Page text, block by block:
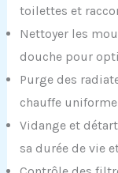
toilettes et
Nettoyer les
douche pour
Purge des
chauffe
Vidange et
sa durée de vie